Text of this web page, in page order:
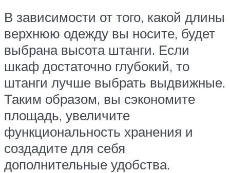
В зависимости от того, какой длины
верхнюю одежду вы носите, будет
выбрана высота штанги. Если
шкаф достаточно глубокий, то
штанги лучше выбрать выдвижные.
Таким образом, вы сэкономите
площадь, увеличите
функциональность хранения и
создадите для себя
дополнительные удобства.